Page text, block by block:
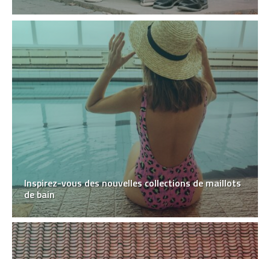
Inspirez-vous des nouvelles collections de maillots
de bain